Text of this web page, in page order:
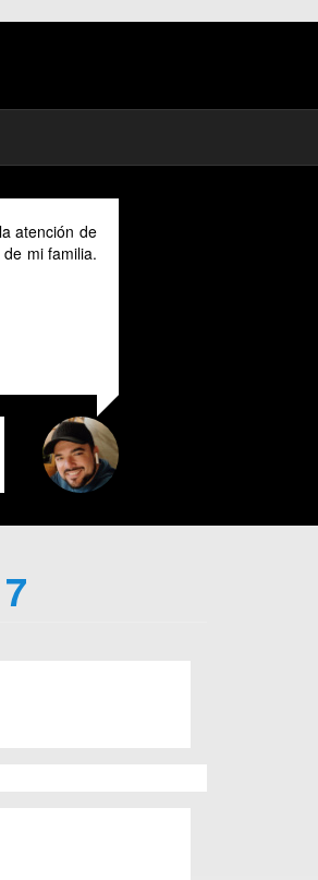
atención de
mi familia.